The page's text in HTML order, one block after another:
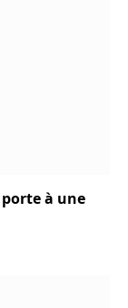
à une